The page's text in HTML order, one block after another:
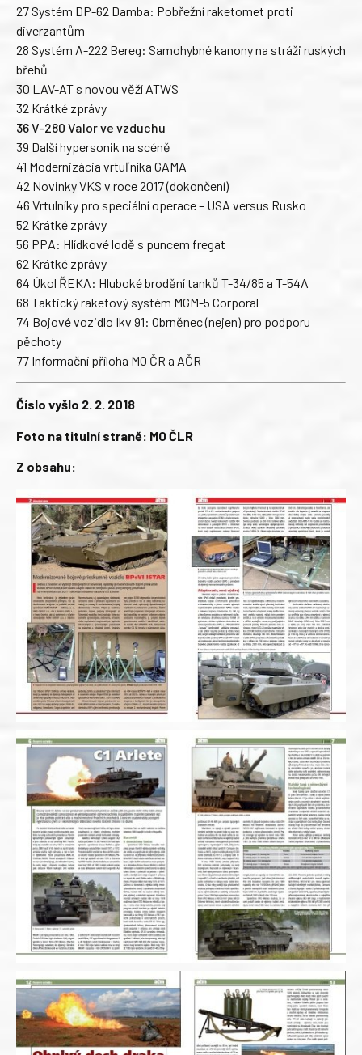
27 Systém DP-62 Damba: Pobřežní raketomet proti
diverzantům
28 Systém A-222 Bereg: Samohybné kanony na stráži ruských
břehů
30 LAV-AT s novou věží ATWS
32 Krátké zprávy
36 V-280 Valor ve vzduchu
39 Další hypersonik na scéně
41 Modernizácia vrtuľníka GAMA
42 Novinky VKS v roce 2017 (dokončení)
46 Vrtulníky pro speciální operace – USA versus Rusko
52 Krátké zprávy
56 PPA: Hlídkové lodě s puncem fregat
62 Krátké zprávy
64 Úkol ŘEKA: Hluboké brodění tanků T-34/85 a T-54A
68 Taktický raketový systém MGM-5 Corporal
74 Bojové vozidlo Ikv 91: Obrněnec (nejen) pro podporu
pěchoty
77 Informační příloha MO ČR a AČR
Číslo vyšlo 2. 2. 2018
Foto na titulní straně: MO ČLR
Z obsahu: